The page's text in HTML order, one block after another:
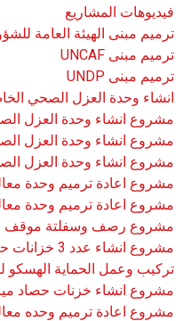
فيديوهات المشاريع
ترميم مبنى الهيئة العامة
ترميم مبنى UNCAF
ترميم مبنى UNDP
انشاء وحدة العزل الصحي
مشروع انشاء وحدة العزل
مشروع انشاء وحدة العزل
مشروع انشاء وحدة العزل
مشروع اعادة ترميم وحدة
مشروع اعادة ترميم وحدة
مشروع رصف وسفلتة موقف
مشروع انشاء عدد 3 خزانات حصاد مياة الامطار مديرية كعيدنة محافظة حجة
تركيب وعمل الحماية الهسكو
مشروع انشاء خزنات حصاد
مشروع اعادة ترميم وحده